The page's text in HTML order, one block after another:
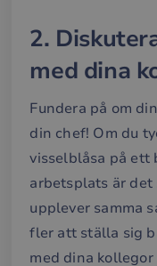
2.
med dina
Fundera på om
din chef! Om du
visselblåsa på ett
arbetsplats är
upplever samma
fler att ställa sig
med dina